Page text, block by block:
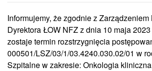
Informujemy, żezgodnie zZarządzeniem
Dyrektora ŁOW NFZ z dnia 10 maja
zostajetermin rozstrzygnięcia
000501/LSZ/03/1/03.4240.030.02/01 w
Szpitalne wzakresie: Onkologia